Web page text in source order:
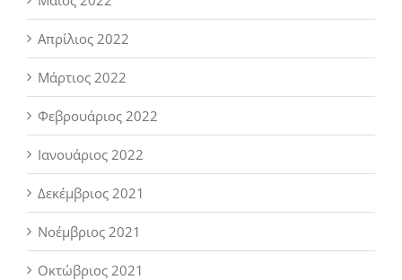
Απρίλιος 2022
Μάρτιος 2022
Φεβρουάριος 2022
Ιανουάριος 2022
Δεκέμβριος 2021
Νοέμβριος 2021
Οκτώβριος 2021